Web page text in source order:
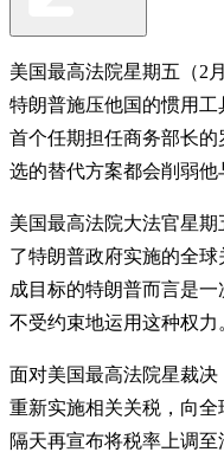
美国最高法院星期五（2
特朗普施压他国的惯用
首个任期担任商务部长的
选的替代方案都会削弱他
美国最高法院大法官星
了特朗普政府实施的全
成目标的特朗普而言是
不受约束地运用这种权力
面对美国最高法院星裁
重新实施相关关税，向全
隔天再宣布将税率上调